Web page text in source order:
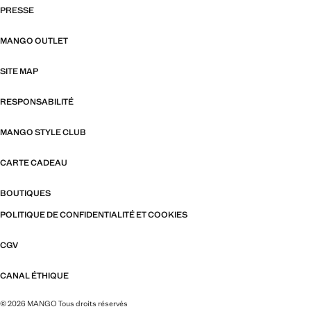
PRESSE
MANGO OUTLET
SITE MAP
RESPONSABILITÉ
MANGO STYLE CLUB
CARTE CADEAU
BOUTIQUES
POLITIQUE DE CONFIDENTIALITÉ ET COOKIES
CGV
CANAL ÉTHIQUE
© 2026 MANGO Tous droits réservés